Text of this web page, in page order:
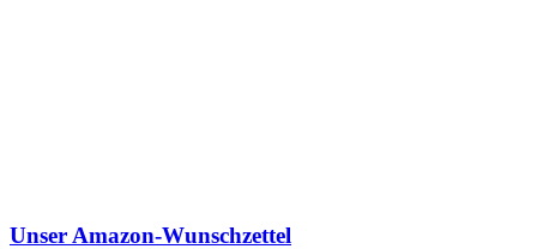
Unser Amazon-Wunschzettel